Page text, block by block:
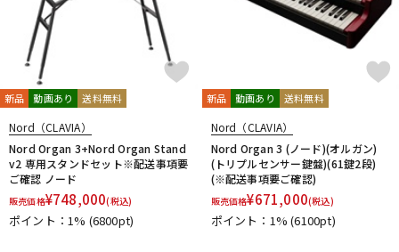
新品 動画あり 送料無料
Nord（CLAVIA）
Nord Organ 3+Nord Organ Stand
v2 専用スタンドセット※配送事項要
ご確認 ノード
販売価格¥748,000(税込)
ポイント：1% (6800pt)
新品 動画あり 送料無料
Nord（CLAVIA）
Nord Organ 3 (ノード)(オルガン)
(トリプルセンサー鍵盤)(61鍵2段)
(※配送事項要ご確認)
販売価格¥671,000(税込)
ポイント：1%(6100pt)